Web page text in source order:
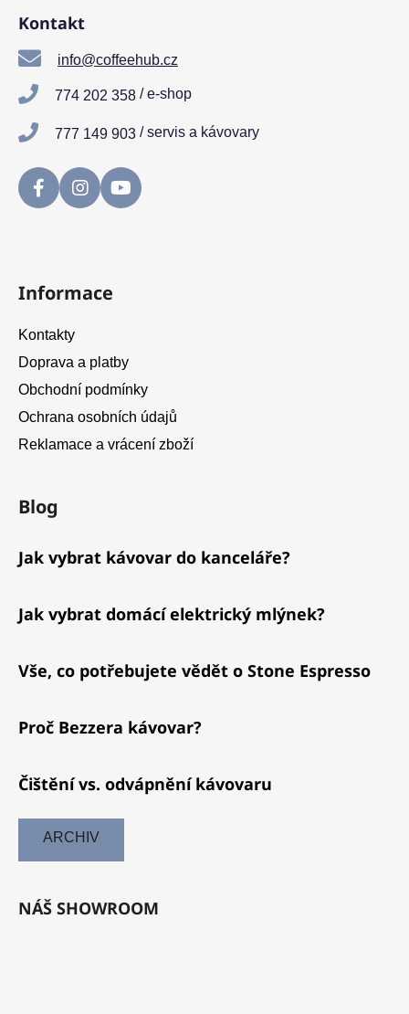
Kontakt
info@coffeehub.cz
774 202 358 / e-shop
777 149 903 / servis a kávovary
Informace
Kontakty
Doprava a platby
Obchodní podmínky
Ochrana osobních údajů
Reklamace a vrácení zboží
Blog
Jak vybrat kávovar do kanceláře?
Jak vybrat domácí elektrický mlýnek?
Vše, co potřebujete vědět o Stone Espresso
Proč Bezzera kávovar?
Čištění vs. odvápnění kávovaru
ARCHIV
NÁŠ SHOWROOM